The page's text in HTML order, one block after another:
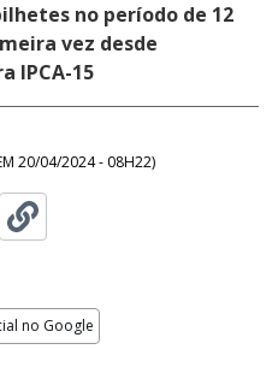
no período de 12
vez desde
IPCA-15
20/04/2024 - 08H22)
no Google